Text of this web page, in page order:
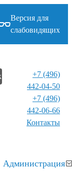
Версия для
слабовидящих
+7 (496)
442-04-50
+7 (496)
442-06-66
Контакты⁠
Администрация